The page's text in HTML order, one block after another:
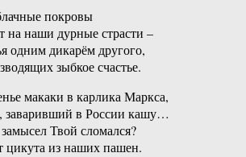
покровы
на наши дурные страсти –
одним дикарём другого,
зыбкое счастье.
макаки в карлика Маркса,
в России кашу…
Твой сломался?
цикута из наших пашен.